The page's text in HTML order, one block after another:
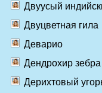
Двуусый
Двуцветная гила
Деварио
Дендрохир зебра
Дерихтовый